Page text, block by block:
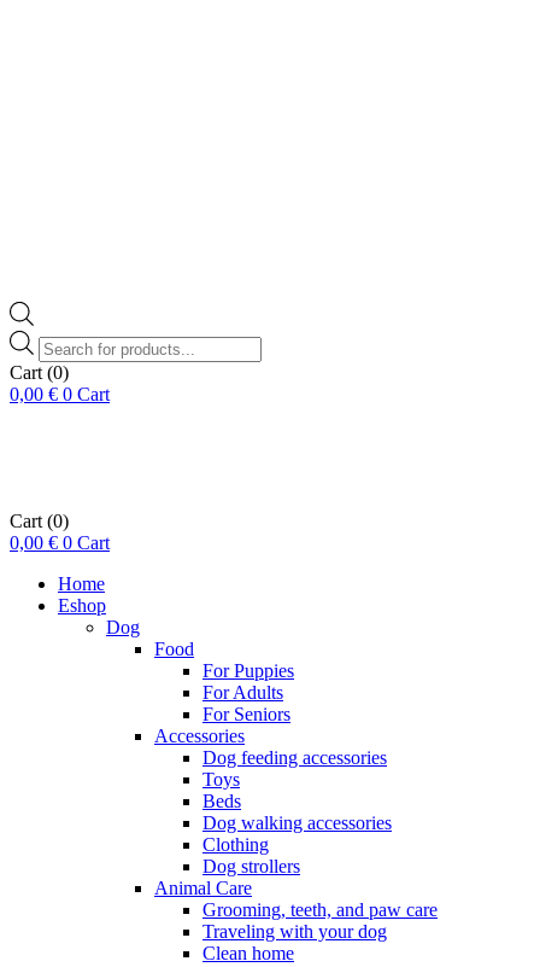
Products
search
Cart (0)
0,00 € 0 Cart
Cart (0)
0,00 € 0 Cart
Home
Eshop
Dog
Food
For Puppies
For Adults
For Seniors
Accessories
Dog feeding accessories
Toys
Beds
Dog walking accessories
Clothing
Dog strollers
Animal Care
Grooming, teeth, and paw care
Traveling with your dog
Clean home